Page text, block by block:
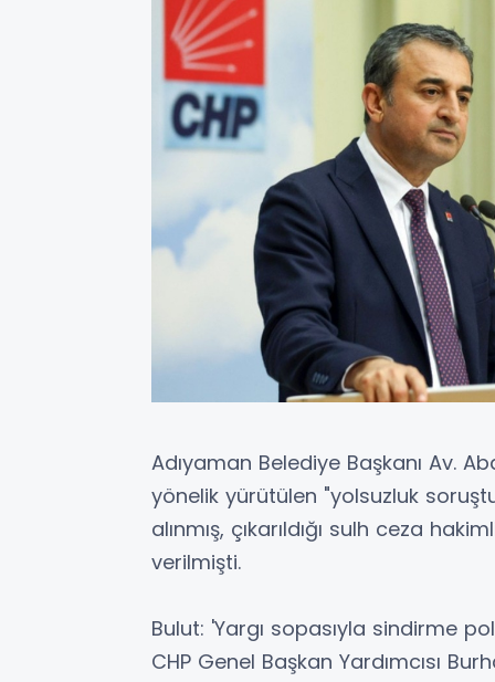
Adıyaman Belediye Başkanı Av.
yönelik yürütülen "yolsuzluk
alınmış, çıkarıldığı sulh ceza
verilmişti.
Bulut: 'Yargı sopasıyla sindirme
CHP Genel Başkan Yardımcısı